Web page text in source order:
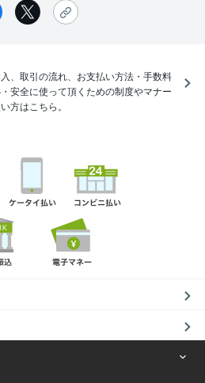
、取引の流れ、お支払い方法・手数料
安全に使って頂くための制度やマナー
方はこちら。